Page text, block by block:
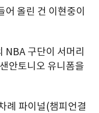
올린 건 이현중이
NBA 구단이 서머리
안토니오 유니폼을
례 파이널(챔피언결